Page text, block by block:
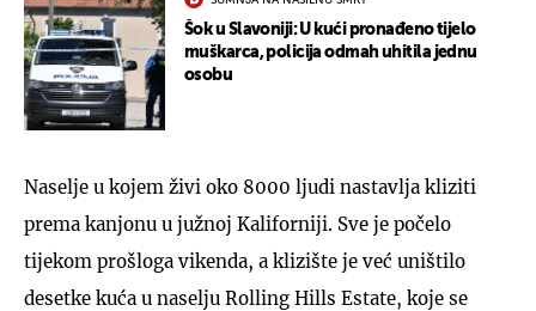
Šok u Slavoniji: U kući pronađeno tijelo
muškarca, policija odmah uhitila jednu
osobu
Naselje u kojem živi oko 8000 ljudi nastavlja kliziti
prema kanjonu u južnoj Kaliforniji. Sve je počelo
tijekom prošloga vikenda, a klizište je već uništilo
desetke kuća u naselju Rolling Hills Estate, koje se